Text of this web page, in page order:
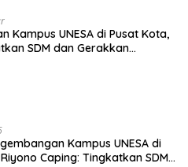
Kampus UNESA di Pusat Kota,
SDM dan Gerakkan
Kampus UNESA di
Caping: Tingkatkan SDM